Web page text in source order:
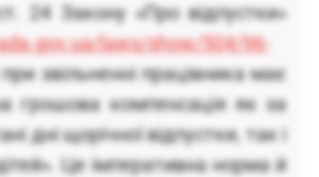
24 Закону «Про відпустки»
laws/show/504/96-
звільненні працівника має
грошова компенсація як за
дні щорічної відпустки, так і
Це імперативна норма й